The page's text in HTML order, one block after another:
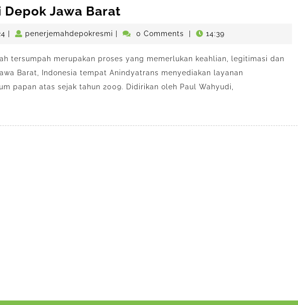
Jawa Barat
Layanan
Terjemahan
Tersumpah
Legal
Depok
12| penerjemahdepokresmi penerjemahdepokresmi
| 0 Comments | 14:39
tersumpah merupakan proses yang memerlukan keahlian, legitimasi dan
Barat, Indonesia tempat Anindyatrans menyediakan layanan
papan atas sejak tahun 2009. Didirikan oleh Paul Wahyudi,